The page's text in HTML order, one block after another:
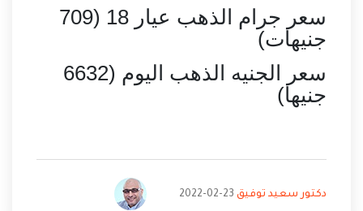
سعر جرام الذهب عيار 18 (709
جنيهات)
سعر الجنيه الذهب اليوم (6632
جنيها)
دكتور سعيد توفيق 23-02-2022